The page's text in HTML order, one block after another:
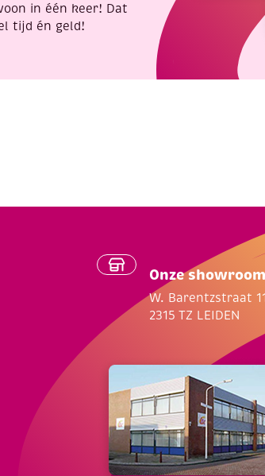
in één keer! Dat
tijd én geld!
Onze showroom
W. Barentzstraat
2315 TZ LEIDEN